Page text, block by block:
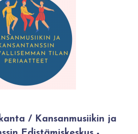
/ Kansanmusiikin ja